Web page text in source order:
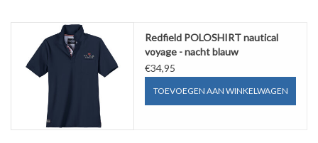
Redfield POLOSHIRT nautical
voyage - nacht blauw
€34,95
TOEVOEGEN AAN WINKELWAGEN